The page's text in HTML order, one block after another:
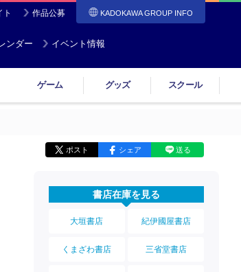
ト 作品公募 KADOKAWA GROUP INFO
ンダー イベント情報
ゲーム グッズ スクール
ポスト シェア 送る
書店在庫を見る
大垣書店 紀伊國屋書店
くまざわ書店 三省堂書店